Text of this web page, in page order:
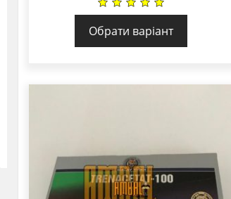
Обрати варіант